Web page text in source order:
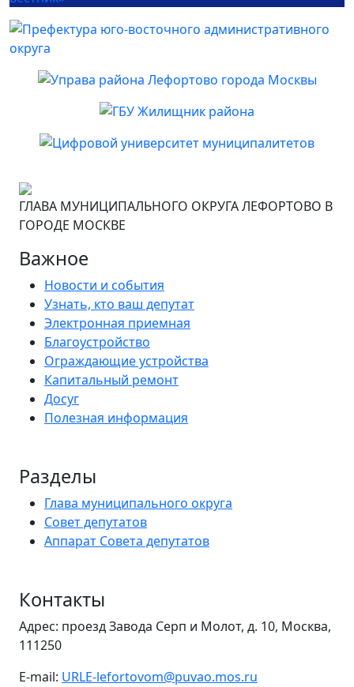
ГЛАВА МУНИЦИПАЛЬНОГО ОКРУГА ЛЕФОРТОВО В
ГОРОДЕ МОСКВЕ
Важное
Новости и события
Узнать, кто ваш депутат
Электронная приемная
Благоустройство
Ограждающие устройства
Капитальный ремонт
Досуг
Полезная информация
Разделы
Глава муниципального округа
Совет депутатов
Аппарат Совета депутатов
Контакты
Адрес: проезд Завода Серп и Молот, д. 10, Москва,
111250
E-mail: URLE-lefortovom@puvao.mos.ru